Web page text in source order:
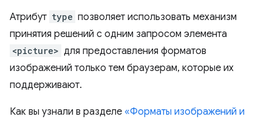
Атрибут type позволяет использовать механизм
принятия решений с одним запросом элемента
<picture> для предоставления форматов
изображений только тем браузерам, которые их
поддерживают.
Как вы узнали в разделе «Форматы изображений и